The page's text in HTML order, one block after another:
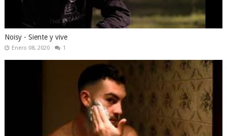
Noisy - Siente y vive
Enero 08, 2020 1